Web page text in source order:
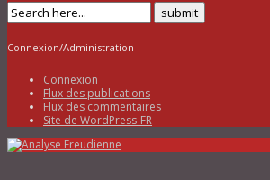
Connexion/Administration
Connexion
Flux des publications
Flux des commentaires
Site de WordPress-FR